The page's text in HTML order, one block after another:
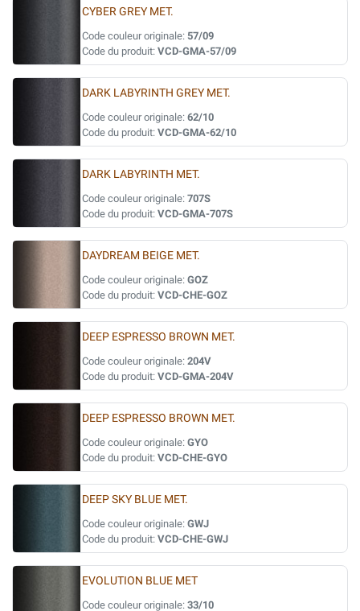
CYBER GREY MET.
Code couleur originale: 57/09
Code du produit: VCD-GMA-57/09
DARK LABYRINTH GREY MET.
Code couleur originale: 62/10
Code du produit: VCD-GMA-62/10
DARK LABYRINTH MET.
Code couleur originale: 707S
Code du produit: VCD-GMA-707S
DAYDREAM BEIGE MET.
Code couleur originale: GOZ
Code du produit: VCD-CHE-GOZ
DEEP ESPRESSO BROWN MET.
Code couleur originale: 204V
Code du produit: VCD-GMA-204V
DEEP ESPRESSO BROWN MET.
Code couleur originale: GYO
Code du produit: VCD-CHE-GYO
DEEP SKY BLUE MET.
Code couleur originale: GWJ
Code du produit: VCD-CHE-GWJ
EVOLUTION BLUE MET
Code couleur originale: 33/10